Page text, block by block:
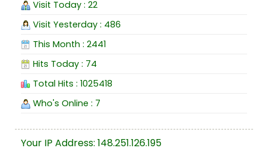
Visit Today : 22
Visit Yesterday : 486
This Month : 2441
Hits Today : 74
Total Hits : 1025418
Who's Online : 7
Your IP Address: 148.251.126.195